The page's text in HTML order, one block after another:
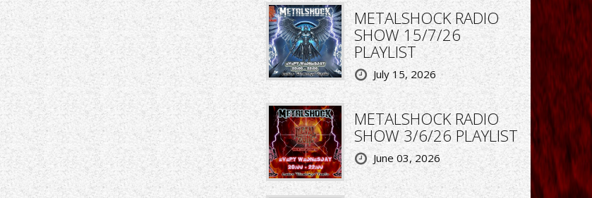
METALSHOCK RADIO
SHOW 15/7/26
PLAYLIST
July 15, 2026
METALSHOCK RADIO
SHOW 3/6/26 PLAYLIST
June 03, 2026